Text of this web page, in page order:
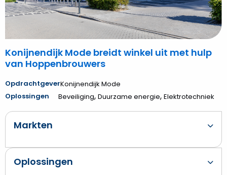
Hoppenbrouwers
Konijnendijk Mode breidt winkel uit met hulp
van Hoppenbrouwers
OpdrachtgeverKonijnendijk Mode
Oplossingen
Beveiliging, Duurzame energie, Elektrotechniek
Markten
Oplossingen